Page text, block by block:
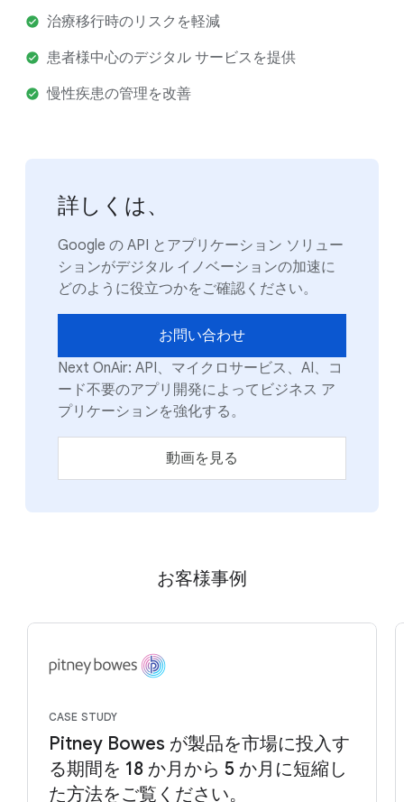
治療移行時のリスクを軽減
患者様中心のデジタル サービスを提供
慢性疾患の管理を改善
詳しくは、
Google の API とアプリケーション ソリュー
ションがデジタル イノベーションの加速に
どのように役立つかをご確認ください。
お問い合わせ
Next OnAir: API、マイクロサービス、AI、コ
ード不要のアプリ開発によってビジネス ア
プリケーションを強化する。
動画を見る
お客様事例
CASE STUDY
Pitney Bowes が製品を市場に投入す
る期間を 18 か月から 5 か月に短縮し
た方法をご覧ください。